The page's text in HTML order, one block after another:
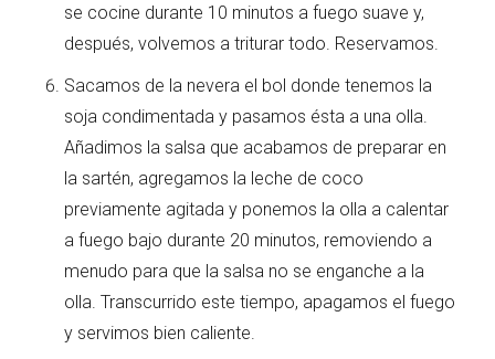
se cocine durante 10 minutos a fuego suave y,
después, volvemos a triturar todo. Reservamos.
Sacamos de la nevera el bol donde tenemos la
soja condimentada y pasamos ésta a una olla.
Añadimos la salsa que acabamos de preparar en
la sartén, agregamos la leche de coco
previamente agitada y ponemos la olla a calentar
a fuego bajo durante 20 minutos, removiendo a
menudo para que la salsa no se enganche a la
olla. Transcurrido este tiempo, apagamos el fuego
y servimos bien caliente.